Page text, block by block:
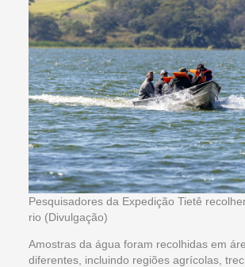
Pesquisadores da Expedição Tietê
rio (Divulgação)
Amostras da água foram recolhidas em
diferentes, incluindo regiões agrícolas,